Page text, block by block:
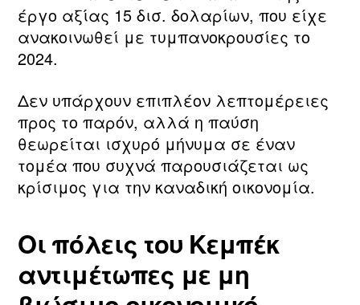
έργο αξίας 15 δισ. δολαρίων, που είχε
ανακοινωθεί με τυμπανοκρουσίες το
2024.
Δεν υπάρχουν επιπλέον λεπτομέρειες
προς το παρόν, αλλά η παύση
θεωρείται ισχυρό μήνυμα σε έναν
τομέα που συχνά παρουσιάζεται ως
κρίσιμος για την καναδική οικονομία.
Οι πόλεις του Κεμπέκ
αντιμέτωπες με μη